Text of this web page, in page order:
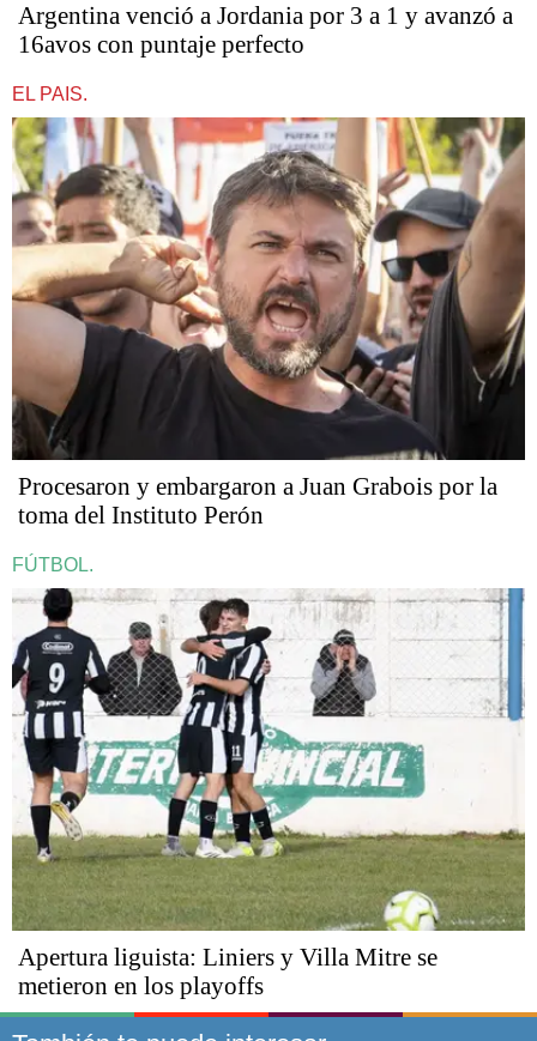
Argentina venció a Jordania por 3 a 1 y avanzó a
16avos con puntaje perfecto
EL PAIS.
Procesaron y embargaron a Juan Grabois por la
toma del Instituto Perón
FÚTBOL.
Apertura liguista: Liniers y Villa Mitre se
metieron en los playoffs